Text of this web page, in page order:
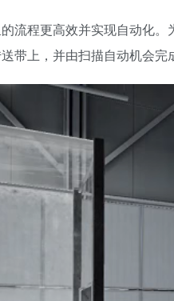
流程更高效并实现自动化
带上，并由扫描自动机会完